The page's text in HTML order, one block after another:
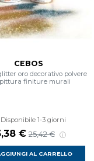
CEBOS
oro decorativo polvere
finiture murali
Disponibile 1-3 giorni
scontato
€ Prezzo di listino
25,42 €
AL CARRELLO